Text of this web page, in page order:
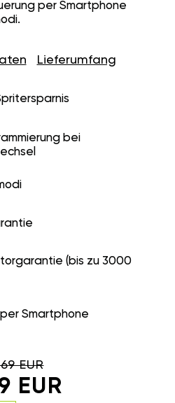
per Smartphone
Lieferumfang
bei
(bis zu 3000
Smartphone
EUR
EUR